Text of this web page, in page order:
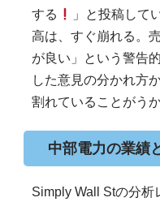
する
」と投稿して
高は、すぐ崩れる。
が良い」という警告
した意見の分かれ方
割れていることがう
中部電力の業績
Simply Wall Stの分析